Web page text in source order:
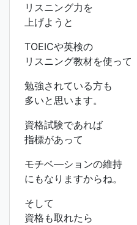
リスニング力を
上げようと
TOEICや英検の
リスニング教材を使って
勉強されている方も
多いと思います。
資格試験であれば
指標があって
モチベ―ションの維持
にもなりますからね。
そして
資格も取れたら